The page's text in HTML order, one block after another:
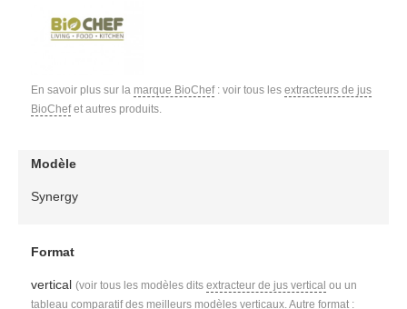
En savoir plus sur la marque BioChef: voir tous les extracteurs de jus
BioChefet autres produits.
Modèle
Synergy
Format
vertical (voir tous les modèles dits extracteur de jus vertical ou un
tableau comparatif des meilleurs modèles verticaux. Autre format :